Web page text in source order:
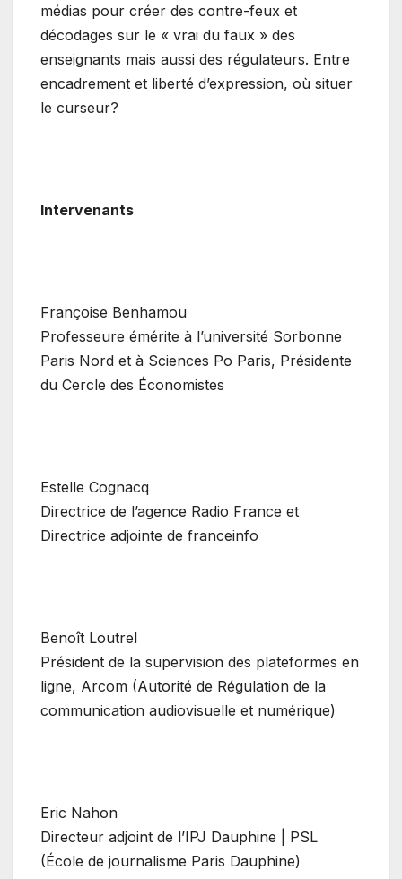
médias pour créer des contre-feux et
décodages sur le « vrai du faux » des
enseignants mais aussi des régulateurs. Entre
encadrement et liberté d’expression, où situer
le curseur?
Intervenants
Françoise Benhamou
Professeure émérite à l’université Sorbonne
Paris Nord et à Sciences Po Paris, Présidente
du Cercle des Économistes
Estelle Cognacq
Directrice de l’agence Radio France et
Directrice adjointe de franceinfo
Benoît Loutrel
Président de la supervision des plateformes en
ligne, Arcom (Autorité de Régulation de la
communication audiovisuelle et numérique)
Eric Nahon
Directeur adjoint de l’IPJ Dauphine | PSL
(École de journalisme Paris Dauphine)